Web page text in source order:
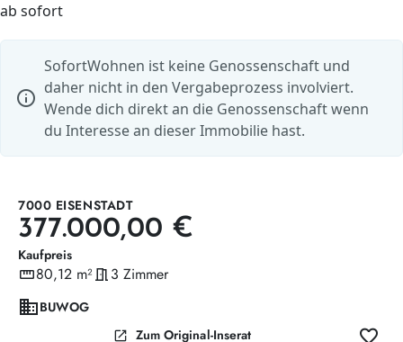
ab sofort
info
SofortWohnen ist keine Genossenschaft und
daher nicht in den Vergabeprozess involviert.
Wende dich direkt an die Genossenschaft wenn
du Interesse an dieser Immobilie hast.
7000 EISENSTADT
377.000,00 €
Kaufpreis
straighten
Wohnfläche
80,12 m²meeting_room
Zimmer
3 Zimmer
domainBUWOG
open_in_new Zum Original-Inserat favorite